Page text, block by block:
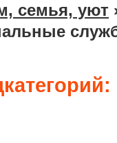
семья, уют